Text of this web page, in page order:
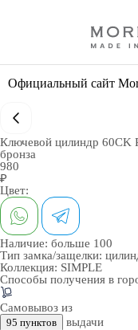
Официальный сайт
Ключевой цилиндр 60CK
бронза
980
₽
Цвет:
Наличие: больше 100
Тип замка/защелки:
Коллекция: SIMPLE
Способы получения в
Самовывоз из
95 пунктов
выдачи